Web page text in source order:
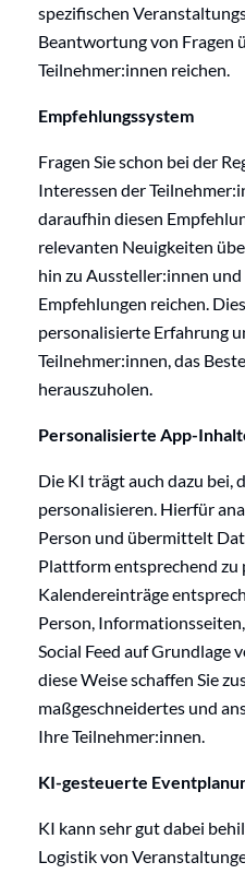
spezifischen
Beantwortung von Fragen
Teilnehmer:innen reichen.
Empfehlungssystem
Fragen Sie schon bei der
Interessen der
daraufhin diesen
relevanten Neuigkeiten
hin zu Aussteller:innen
Empfehlungen reichen.
personalisierte Erfahrung
Teilnehmer:innen, das
herauszuholen.
Personalisierte App-
Die KI trägt auch dazu bei,
personalisieren. Hierfür
Person und übermittelt
Plattform entsprechend zu
Kalendereinträge
Person,
Social Feed auf Grundlage
diese Weise schaffen Sie
maßgeschneidertes und
Ihre Teilnehmer:innen.
KI-gesteuerte
KI kann sehr gut dabei
Logistik von